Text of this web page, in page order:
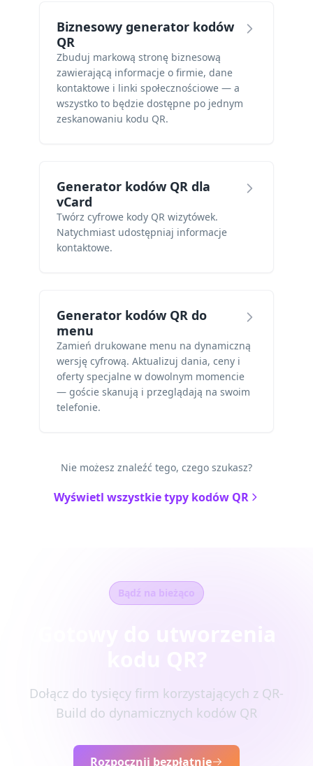
Biznesowy generator kodów
QR
Zbuduj markową stronę biznesową
zawierającą informacje o firmie, dane
kontaktowe i linki społecznościowe — a
wszystko to będzie dostępne po jednym
zeskanowaniu kodu QR.
Generator kodów QR dla
vCard
Twórz cyfrowe kody QR wizytówek.
Natychmiast udostępniaj informacje
kontaktowe.
Generator kodów QR do
menu
Zamień drukowane menu na dynamiczną
wersję cyfrową. Aktualizuj dania, ceny i
oferty specjalne w dowolnym momencie
— goście skanują i przeglądają na swoim
telefonie.
Nie możesz znaleźć tego, czego szukasz?
Wyświetl wszystkie typy kodów QR
Bądź na bieżąco
Dołącz do tysięcy firm korzystających z QR-
Build do dynamicznych kodów QR
Rozpocznij bezpłatnie